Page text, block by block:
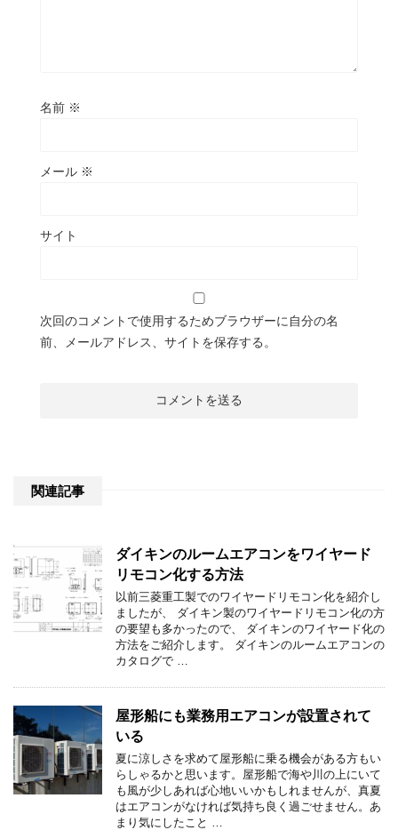
名前 ※
メール ※
サイト
次回のコメントで使用するためブラウザーに自分の名
前、メールアドレス、サイトを保存する。
関連記事
ダイキンのルームエアコンをワイヤード
リモコン化する方法
以前三菱重工製でのワイヤードリモコン化を紹介し
ましたが、 ダイキン製のワイヤードリモコン化の方
の要望も多かったので、 ダイキンのワイヤード化の
方法をご紹介します。 ダイキンのルームエアコンの
カタログで …
屋形船にも業務用エアコンが設置されて
いる
夏に涼しさを求めて屋形船に乗る機会がある方もい
らしゃるかと思います。屋形船で海や川の上にいて
も風が少しあれば心地いいかもしれませんが、真夏
はエアコンがなければ気持ち良く過ごせません。あ
まり気にしたこと …